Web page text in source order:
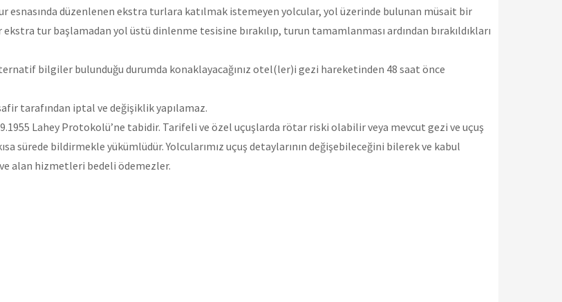
esnasında düzenlenen ekstra turlara katılmak istemeyen yolcular, yol üzerinde bulunan müsait bir
tur başlamadan yol üstü dinlenme tesisine bırakılıp, turun tamamlanması ardından bırakıldıkları
bilgiler bulunduğu durumda konaklayacağınız otel(ler)i gezi hareketinden 48 saat önce
tarafından iptal ve değişiklik yapılamaz.
Lahey Protokolü’ne tabidir. Tarifeli ve özel uçuşlarda rötar riski olabilir veya mevcut gezi ve uçuş
sürede bildirmekle yükümlüdür. Yolcularımız uçuş detaylarının değişebileceğini bilerek ve kabul
ve alan hizmetleri bedeli ödemezler.